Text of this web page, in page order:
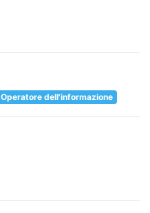
Operatore dell'informazione